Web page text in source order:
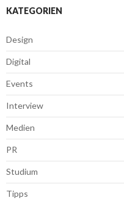
KATEGORIEN
Design
Digital
Events
Interview
Medien
PR
Studium
Tipps